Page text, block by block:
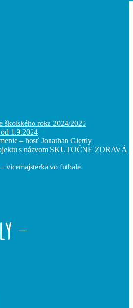
školského roka 2024/2025
1.9.2024
– hosť Jonathan Giertly
s názvom SKUTOČNE ZDRAVÁ
vicemajsterka vo futbale
–